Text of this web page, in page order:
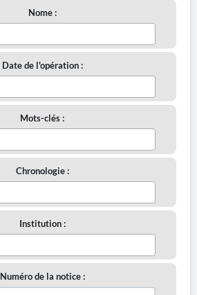
Nome :
Date de l'opération :
Mots-clés :
Chronologie :
Institution :
Numéro de la notice :